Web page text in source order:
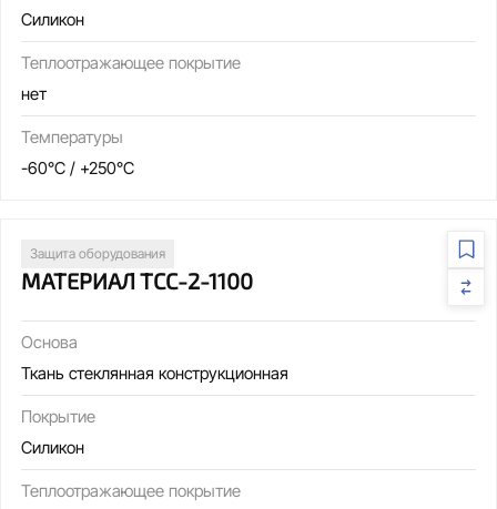
Силикон
Теплоотражающее покрытие
нет
Температуры
-60°C / +250°C
Защита оборудования
МАТЕРИАЛ ТСС-2-1100
Основа
Ткань стеклянная конструкционная
Покрытие
Силикон
Теплоотражающее покрытие